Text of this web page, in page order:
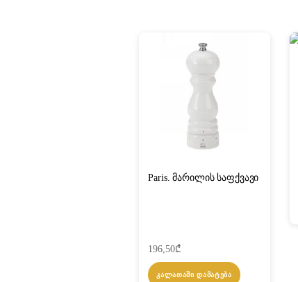
Paris. მარილის საფქვავი
196,50₾
ᲙᲐᲚᲐᲗᲐᲨᲘ ᲓᲐᲛᲐᲢᲔᲑᲐ